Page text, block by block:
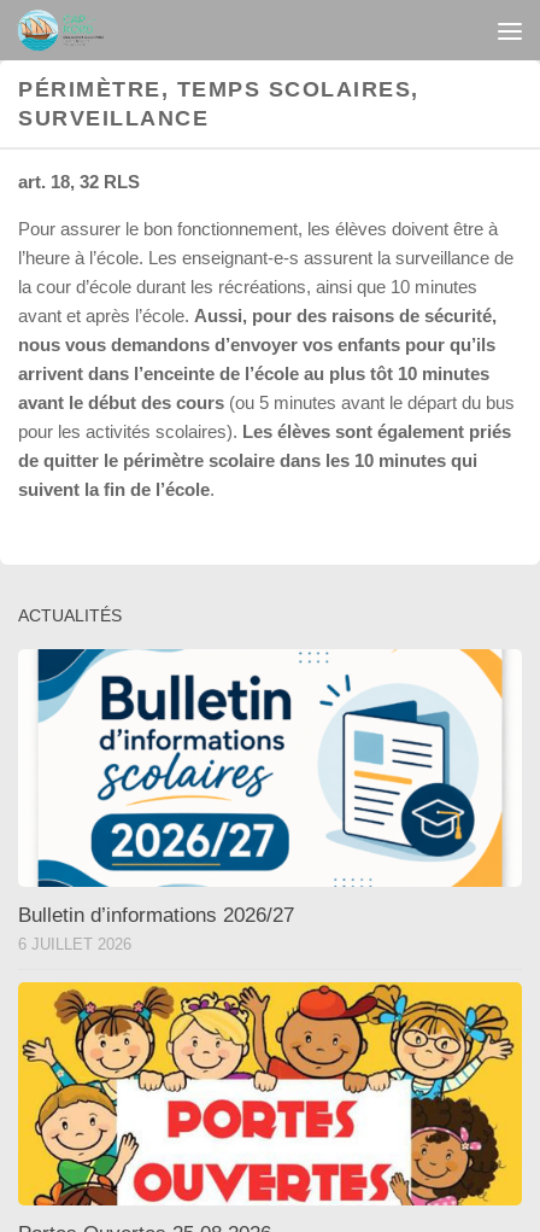
Au dessous du contenu
PÉRIMÈTRE, TEMPS SCOLAIRES,
SURVEILLANCE
art. 18, 32 RLS
Pour assurer le bon fonctionnement, les élèves doivent être à
l’heure à l’école. Les enseignant-e-s assurent la surveillance de
la cour d’école durant les récréations, ainsi que 10 minutes
avant et après l’école. Aussi, pour des raisons de sécurité,
nous vous demandons d’envoyer vos enfants pour qu’ils
arrivent dans l’enceinte de l’école au plus tôt 10 minutes
avant le début des cours (ou 5 minutes avant le départ du bus
pour les activités scolaires). Les élèves sont également priés
de quitter le périmètre scolaire dans les 10 minutes qui
suivent la fin de l’école.
ACTUALITÉS
Bulletin d’informations 2026/27
6 JUILLET 2026